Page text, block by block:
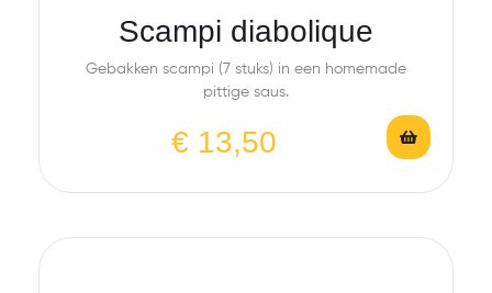
Scampi diabolique
Gebakken scampi (7 stuks) in een homemade
pittige saus.
€ 13,50